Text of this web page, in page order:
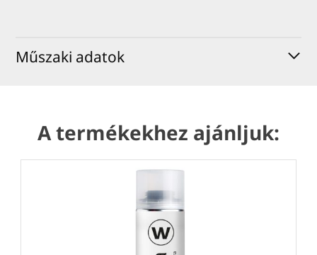
Műszaki adatok
A termékekhez ajánljuk: